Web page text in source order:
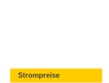
Strompreise